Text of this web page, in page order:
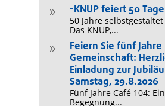
9 -KNUP feiert 50
50 Jahre
Das KNUP,...
9
Feiern Sie fünf Jahre
Gemeinschaft:
Einladung zur
Samstag, 29.8.2026
Fünf Jahre Café 104:
Begegnung...